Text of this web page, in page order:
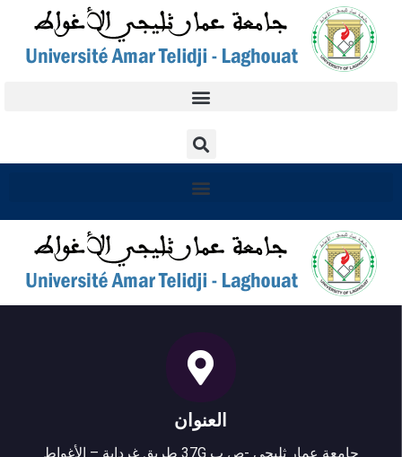
العنوان
جامعة عمار ثليجي -ص ب 37G طريق غرداية – الأغواط